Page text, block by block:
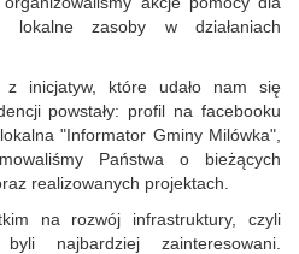
lokalne zasoby w działaniach
z inicjatyw, które udało nam się
powstały: profil na facebooku
"Informator Gminy Milówka",
Państwa o bieżących
realizowanych projektach.
na rozwój infrastruktury, czyli
najbardziej zainteresowani.